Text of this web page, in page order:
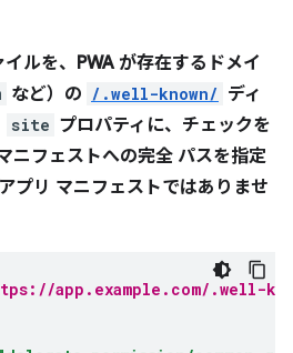
イルを、PWA が存在するドメイ
など）の /.well-known/ ディ
site プロパティに、チェックを
ニフェストへの完全 パスを指定
プリ マニフェストではありませ
app.example.com/.well-